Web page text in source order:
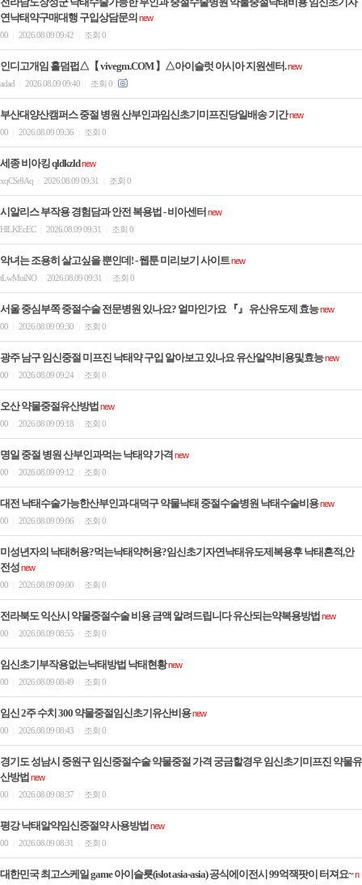
연낙태약구매대행 구입상담문의 new
00
2026.08.09 09:42 조회 0
인디­고개임 홀­덤펍△【 vivegm.COM 】△아이슬럿 아시아 지원센터.new
adad
2026.08.09 09:40 조회 0
부산대양산캠퍼스 중절 병원 산부인과임신초기미프진당일배송 기간new
00
2026.08.09 09:36 조회 0
세종 비아킹 qldkzldnew
xqCSr8Aq
2026.08.09 09:31 조회 0
시알리스 부작용 경험담과 안전 복용법 - 비아센터 new
HlLKEcEC
2026.08.09 09:31 조회 0
악녀는 조용히 살고싶을 뿐인데! - 웹툰 미리보기 사이트new
tLwMuiNO
2026.08.09 09:31 조회 0
서울 중심부쪽 중절수술 전문병원 있나요? 얼마인가요 『』 유산유도제 효능new
00
2026.08.09 09:30 조회 0
광주 남구 임신중절 미프진 낙태약 구입 알아보고 있나요 유산알약비용및효능new
00
2026.08.09 09:24 조회 0
오산 약물중절유산방법 new
00
2026.08.09 09:18 조회 0
명일 중절 병원 산부인과먹는 낙­태약 가격 new
00
2026.08.09 09:12 조회 0
대전 낙태수술가능한산부인과 대덕구 약물낙태 중절수술병원 낙태수술비용new
00
2026.08.09 09:06 조회 0
미성년자의 낙태허용?먹는낙태약허용?임신초기자연낙태유도제복용후 낙태흔적,안
전성new
00
2026.08.09 09:00 조회 0
전라북도 익산시 약물중절수술 비용 금액 알려드립니다 유산되는약복용방법 new
00
2026.08.09 08:55 조회 0
임신초기부작용없는낙태방법 낙­태현황new
00
2026.08.09 08:49 조회 0
임신 2주 수치 300 약물중절임신초기유산비용new
00
2026.08.09 08:43 조회 0
경기도 성남시 중원구 임신중절수술 약물중절 가격 궁금할경우 임신초기미­프진 약물유
산방법 new
00
2026.08.09 08:37 조회 0
평강 낙태알약임신중절약 사용방법 new
00
2026.08.09 08:31 조회 0
대한민국 최고스케일 ga­me 아이슬룟(is­lot asia-asia) 공식에이전시 99억잭­팟이 터져요~n